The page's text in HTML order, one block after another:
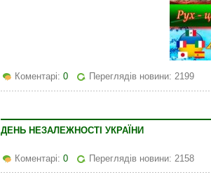
Коментарі: 0 Переглядів новини: 2199
ДЕНЬ НЕЗАЛЕЖНОСТІ УКРАЇНИ
Коментарі: 0 Переглядів новини: 2158